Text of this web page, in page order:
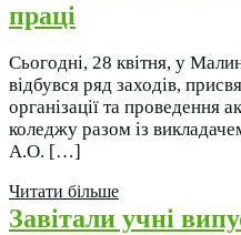
праці
Сьогодні, 28 квітня, у
відбувся ряд заходів,
організації та проведення
коледжу разом із
А.О. […]
Читати більше
Завітали учні